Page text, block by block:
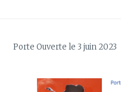
Porte Ouverte le 3 juin 2023